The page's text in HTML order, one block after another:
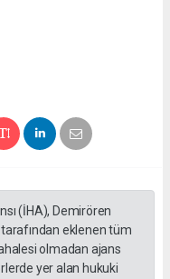
(İHA), Demirören
eklenen tüm
olmadan ajans
yer alan hukuki